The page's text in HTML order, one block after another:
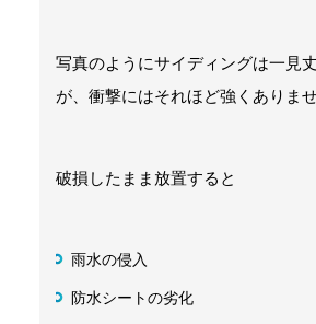
写真のようにサイディングは一見
が、衝撃にはそれほど強くありませ
破損したまま放置すると
雨水の侵入
防水シートの劣化